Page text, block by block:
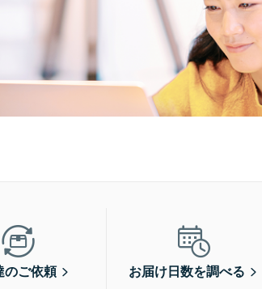
のご依頼 お届け日数を調べる